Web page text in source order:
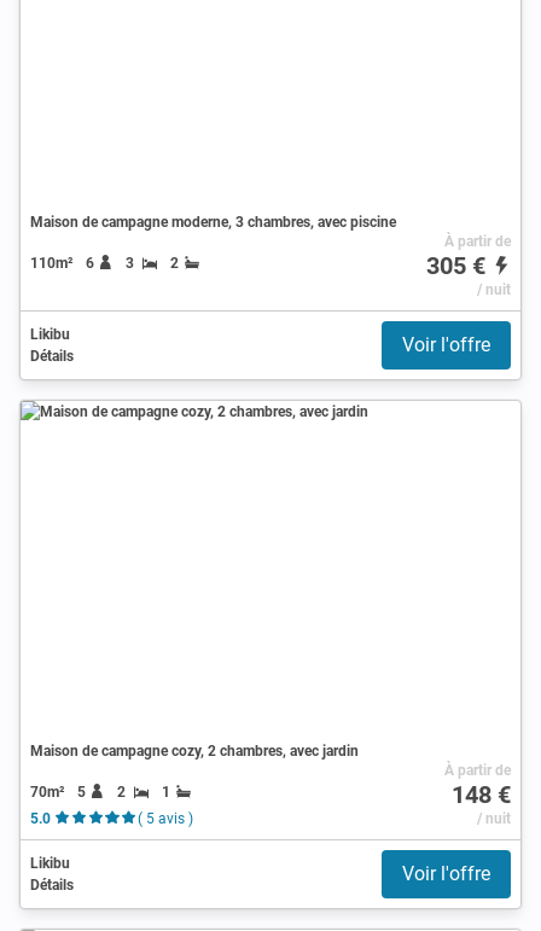
Maison de campagne moderne, 3 chambres, avec piscine
110m² 6 3 2
À partir de
305 €
/ nuit
Likibu
Détails
Voir l'offre
Maison de campagne cozy, 2 chambres, avec jardin
70m² 5 2
1
5.0
( 5 avis )
À partir de
148 €
/ nuit
Likibu
Détails
Voir l'offre